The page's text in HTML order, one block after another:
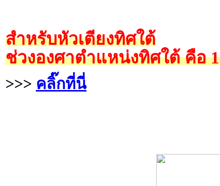
สำหรับหัวเตียงทิศใต้
ช่วงองศาตำแหน่งทิศใต้ คือ
>>> คลิ๊กที่นี่